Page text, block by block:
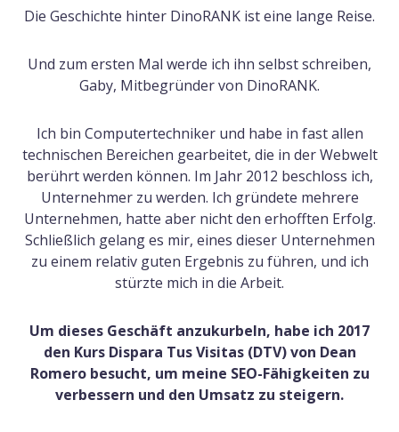
Die Geschichte hinter DinoRANK ist eine lange Reise.
Und zum ersten Mal werde ich ihn selbst schreiben,
Gaby, Mitbegründer von DinoRANK.
Ich bin Computertechniker und habe in fast allen
technischen Bereichen gearbeitet, die in der Webwelt
berührt werden können. Im Jahr 2012 beschloss ich,
Unternehmer zu werden. Ich gründete mehrere
Unternehmen, hatte aber nicht den erhofften Erfolg.
Schließlich gelang es mir, eines dieser Unternehmen
zu einem relativ guten Ergebnis zu führen, und ich
stürzte mich in die Arbeit.
Um dieses Geschäft anzukurbeln, habe ich 2017
den Kurs Dispara Tus Visitas (DTV) von Dean
Romero besucht, um meine SEO-Fähigkeiten zu
verbessern und den Umsatz zu steigern.